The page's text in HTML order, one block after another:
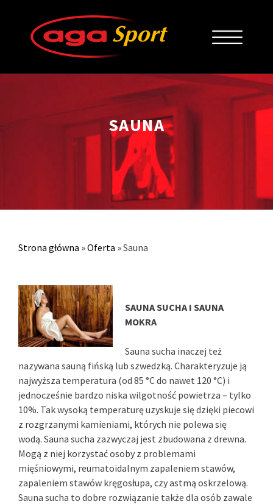
SAUNA
Strona główna »Oferta »Sauna
SAUNA SUCHA I SAUNA
MOKRA
Sauna sucha inaczej też
nazywana sauną fińską lub szwedzką. Charakteryzuje ją
najwyższa temperatura (od 85 °C do nawet 120 °C) i
jednocześnie bardzo niska wilgotność powietrza – tylko
10%. Tak wysoką temperaturę uzyskuje się dzięki piecowi
z rozgrzanymi kamieniami, których nie polewa się
wodą. Sauna sucha zazwyczaj jest zbudowana z drewna.
Mogą z niej korzystać osoby z problemami
mięśniowymi, reumatoidalnym zapaleniem stawów,
zapaleniem stawów kręgosłupa, czy astmą oskrzelową.
Sauna sucha to dobre rozwiązanie także dla osób zawale